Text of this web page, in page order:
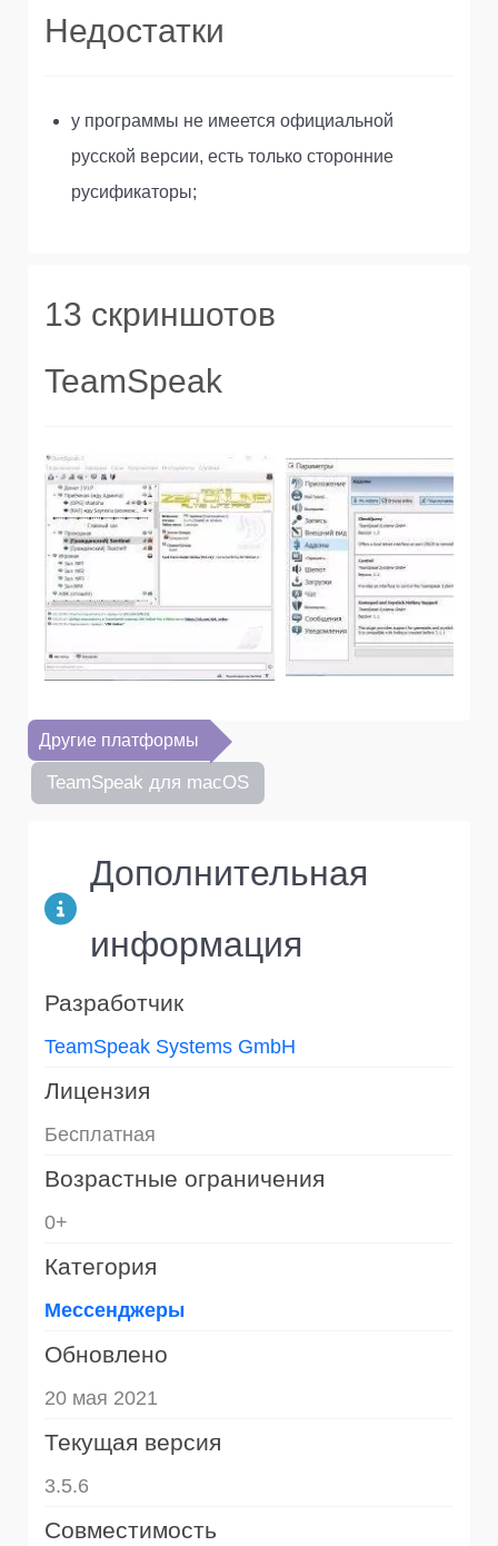
Недостатки
у программы не имеется официальной
русской версии, есть только сторонние
русификаторы;
13 скриншотов
TeamSpeak
Другие платформы
TeamSpeak для macOS
Дополнительная
информация
Разработчик
TeamSpeak Systems GmbH
Лицензия
Бесплатная
Возрастные ограничения
0+
Категория
Мессенджеры
Обновлено
20 мая 2021
Текущая версия
3.5.6
Совместимость